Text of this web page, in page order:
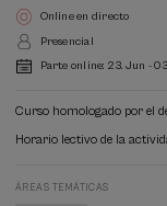
Online en directo
Presencial
Parte online: 23. Jun -
Curso homologado por el
Horario lectivo de la
ÁREAS TEMÁTICAS